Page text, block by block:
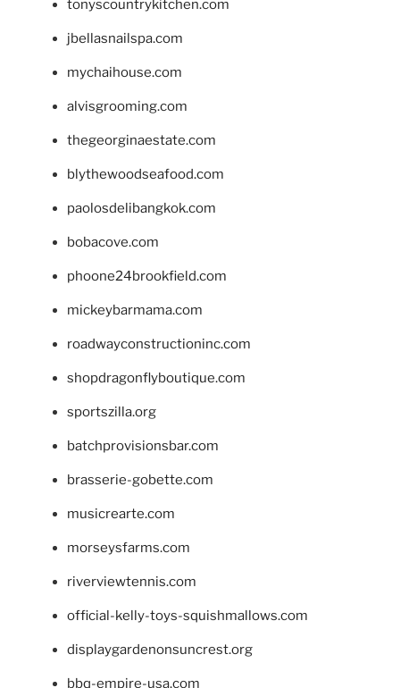
tonyscountrykitchen.com
jbellasnailspa.com
mychaihouse.com
alvisgrooming.com
thegeorginaestate.com
blythewoodseafood.com
paolosdelibangkok.com
bobacove.com
phoone24brookfield.com
mickeybarmama.com
roadwayconstructioninc.com
shopdragonflyboutique.com
sportszilla.org
batchprovisionsbar.com
brasserie-gobette.com
musicrearte.com
morseysfarms.com
riverviewtennis.com
official-kelly-toys-squishmallows.com
displaygardenonsuncrest.org
bbq-empire-usa.com